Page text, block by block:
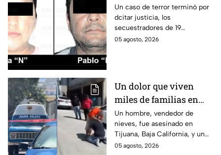
así cayó la pareja que
retenía a 19 migrantes
en Puebla
Un caso de terror terminó por
dcitar justicia, los
secuestradores de 19
migrantes recibieron una
05 agosto, 2026
Un dolor que viven
miles de familias en
México: Así se
enteraron los
familiares de un
vendedor de nieves de
Un hombre, vendedor de
nieves, fue asesinado en
Tijuana, Baja California, y un
reportero captó el momento
05 agosto, 2026